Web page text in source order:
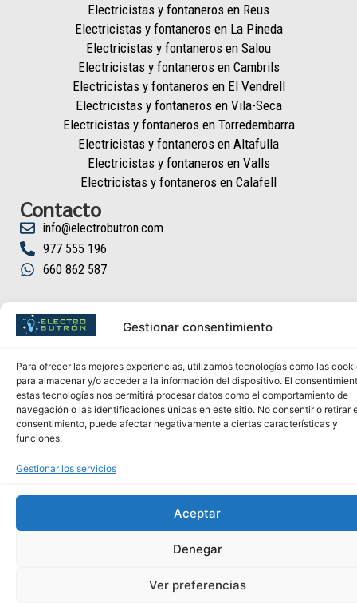
Gestionar consentimiento
Para ofrecer las mejores experiencias, utilizamos tecnologías como las
para almacenar y/o acceder a la información del dispositivo. El
estas tecnologías nos permitirá procesar datos como el comportamiento de
navegación o las identificaciones únicas en este sitio. No consentir o retirar
consentimiento, puede afectar negativamente a ciertas características y
funciones.
Gestionar los servicios
Aceptar
Denegar
Ver preferencias
Electricistas y fontaneros en Reus
Electricistas y fontaneros en La Pineda
Electricistas y fontaneros en Salou
Electricistas y fontaneros en Cambrils
Electricistas y fontaneros en El Vendrell
Electricistas y fontaneros en Vila-Seca
Electricistas y fontaneros en Torredembarra
Electricistas y fontaneros en Altafulla
Electricistas y fontaneros en Valls
Electricistas y fontaneros en Calafell
Contacto
info@electrobutron.com
977 555 196
660 862 587
Aviso Legal–Política de Privacidad–Política de cookies–Mapa